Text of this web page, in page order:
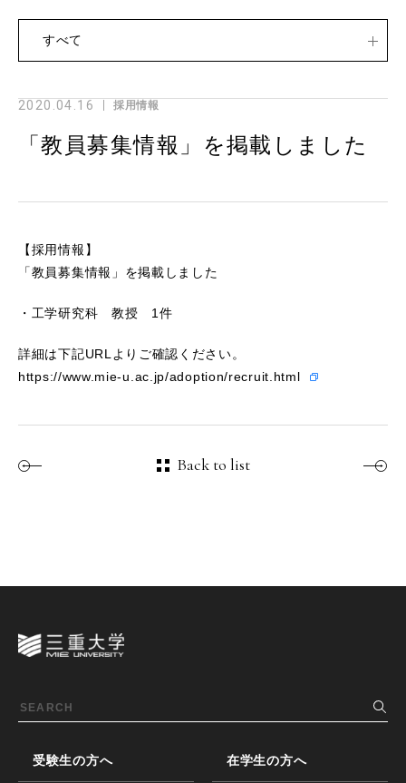
2020.04.16 採用情報
「教員募集情報」を掲載しました
【採用情報】
「教員募集情報」を掲載しました
・工学研究科 教授 1件
詳細は下記URLよりご確認ください。
https://www.mie-u.ac.jp/adoption/recruit.html
Back to list
すべて
受験生の方へ 在学生の方へ